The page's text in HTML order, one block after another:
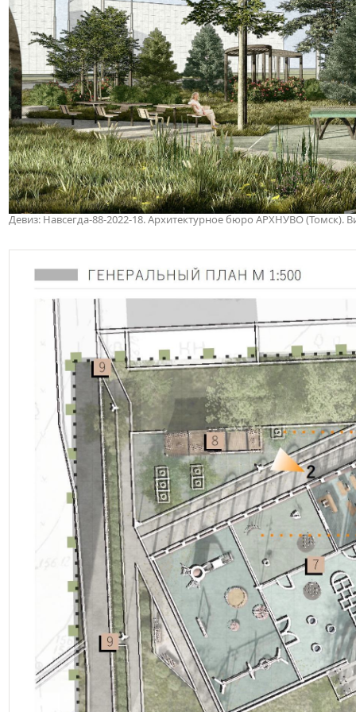
Девиз: Навсегда-88-2022-18. Архитектурное бюро АРХНУВО (Томск).